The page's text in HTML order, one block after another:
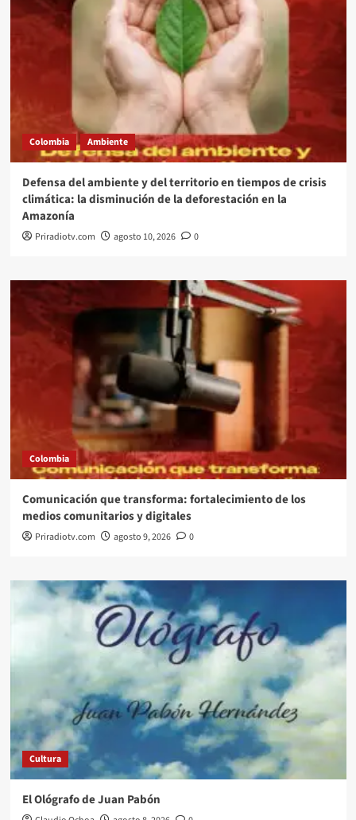
Colombia Ambiente
Defensa del ambiente y del territorio en tiempos de crisis
climática: la disminución de la deforestación en la
Amazonía
Priradiotv.com agosto 10, 2026 0
Colombia
Comunicación que transforma: fortalecimiento de los
medios comunitarios y digitales
Priradiotv.com agosto 9, 2026 0
Cultura
El Ológrafo de Juan Pabón